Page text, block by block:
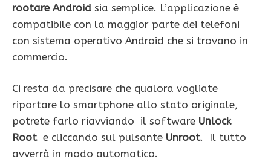
rootare Android sia semplice. L’applicazione è
compatibile con la maggior parte dei telefoni
con sistema operativo Android che si trovano in
commercio.
Ci resta da precisare che qualora vogliate
riportare lo smartphone allo stato originale,
potrete farlo riavviando il software Unlock
Roote cliccando sul pulsante Unroot. Il tutto
avverrà in modo automatico.